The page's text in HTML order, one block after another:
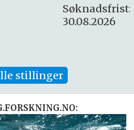
stillinger